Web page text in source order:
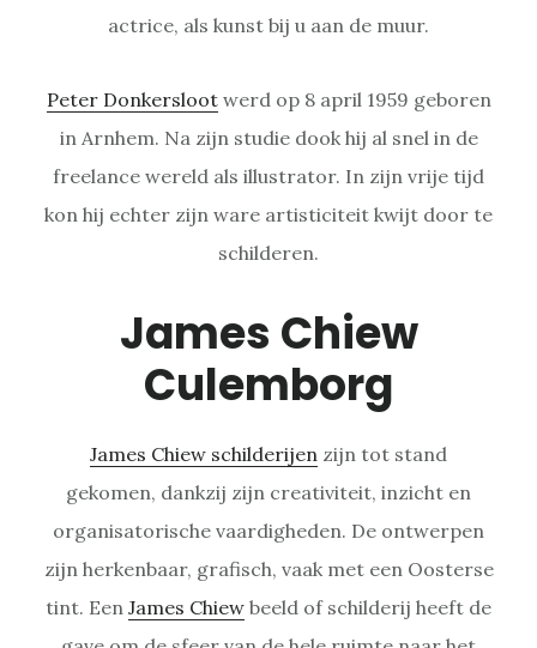
actrice, als kunst bij u aan de muur.
Peter Donkerslootwerd op 8 april 1959 geboren
in Arnhem. Na zijn studie dook hij al snel in de
freelance wereld als illustrator. In zijn vrije tijd
kon hij echter zijn ware artisticiteit kwijt door te
schilderen.
James Chiew
Culemborg
James Chiew schilderijen zijn tot stand
gekomen, dankzij zijn creativiteit, inzicht en
organisatorische vaardigheden. De ontwerpen
zijn herkenbaar, grafisch, vaak met een Oosterse
tint. Een James Chiew beeld of schilderij heeft de